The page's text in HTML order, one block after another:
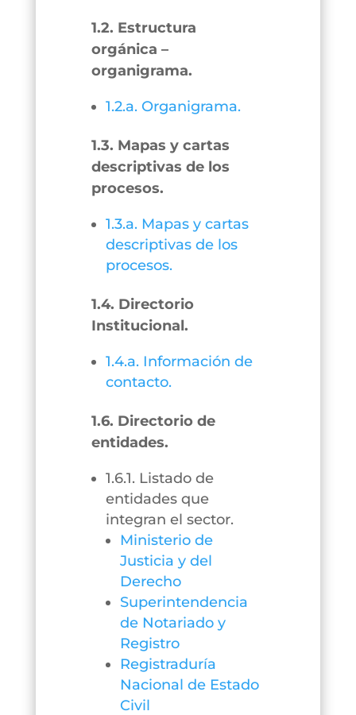
1.2. Estructura
orgánica –
organigrama.
1.2.a. Organigrama.
1.3. Mapas y cartas
descriptivas de los
procesos.
1.3.a. Mapas y cartas
descriptivas de los
procesos.
1.4. Directorio
Institucional.
1.4.a. Información de
contacto.
1.6. Directorio de
entidades.
1.6.1. Listado de
entidades que
integran el sector.
Ministerio de
Justicia y del
Derecho
Superintendencia
de Notariado y
Registro
Registraduría
Nacional de Estado
Civil